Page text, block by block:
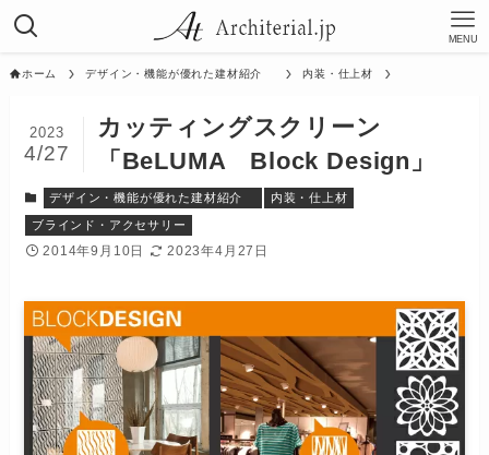
MENU
ホーム デザイン・機能が優れた建材紹介 内装・仕上材
カッティングスクリーン
「BeLUMA Block Design」
2023
4/27
デザイン・機能が優れた建材紹介 内装・仕上材
ブラインド・アクセサリー
2014年9月10日 2023年4月27日